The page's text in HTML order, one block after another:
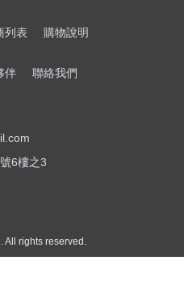
列表 購物說明
伴 聯絡我們
6樓之3
All rights reserved.